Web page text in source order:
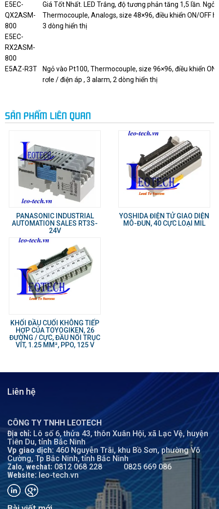
E5EC-
QX2ASM-
800
Giá Tốt Nhất. LED Trắng, độ tương phản tăng 1,5 lần. Ngỏ
Thermocouple, Analogs, size 48×96, điều khiển ON/OFF
3 dòng hiển thị
E5EC-
RX2ASM-
800
E5AZ-R3T
Ngỏ vào Pt100, Thermocouple, size 96×96, điều khiển
rơle / điện áp , 3 alarm, 2 dòng hiển thị
SẢN PHẨM LIÊN QUAN
PANASONIC INDUSTRIAL
AUTOMATION SALES RT3S-
24V
YOSHIDA ĐIỆN TỬ GIAO DIỆN
MÔ-ĐUN, 40 CỰC LOẠI MIL
KHỐI ĐẦU CUỐI KHÔNG TIẾP
HỢP CỦA TOYOGIKEN, 26
ĐƯỜNG / CỰC, ĐẦU NỐI TRỤC
VÍT, 1.25 MM², PPO, 125 V
Liên hệ
CÔNG TY TNHH LEOTECH
Địa chỉ: Lô số 6, thửa 43, thôn Xuân Hội, xã Lạc Vệ, huyện
Tiên Du, tỉnh Bắc Ninh
Vp giao dịch: 460 Nguyễn Trãi, khu Bồ Sơn, phường Võ
Cường, Tp Bắc Ninh, tỉnh Bắc Ninh
Zalo, wechat: 0812 068 228
0825 669 086
Website: leo-tech.vn